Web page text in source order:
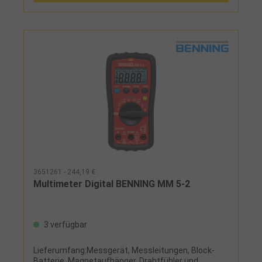
3651261 - 244,19 €
Multimeter Digital BENNING MM 5-2
3 verfügbar
Lieferumfang:Messgerät, Messleitungen, Block-